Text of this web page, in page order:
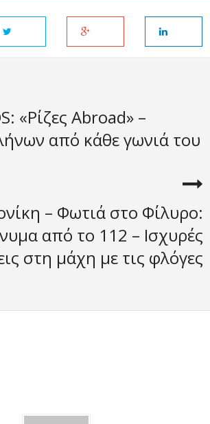
«Ρίζες Abroad» –
από κάθε γωνιά του
– Φωτιά στο Φίλυρο:
από το 112 – Ισχυρές
στη μάχη με τις φλόγες